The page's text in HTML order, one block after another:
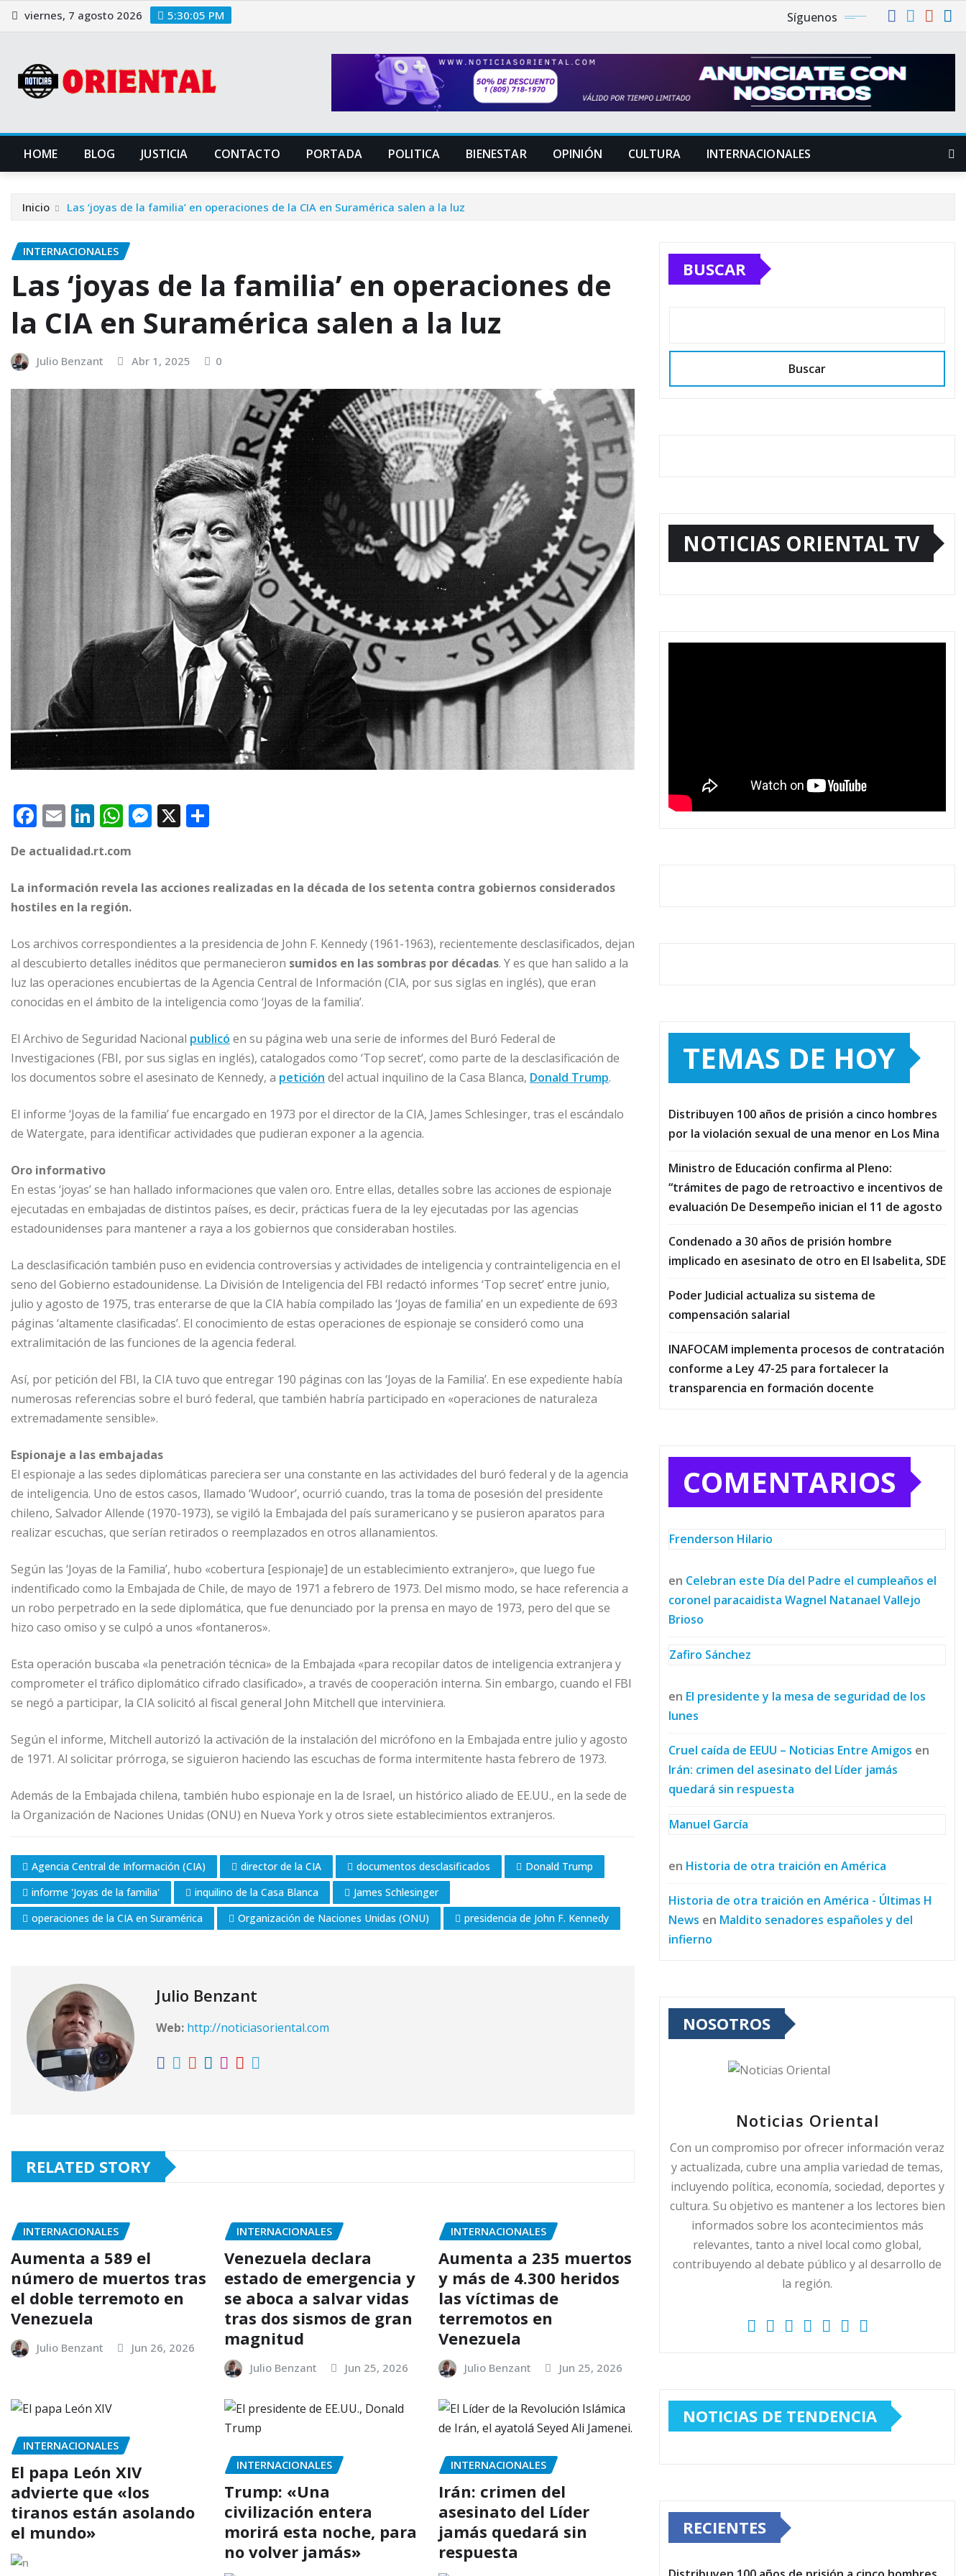
Saltar
al
viernes, 7 agosto 2026 5:30:06 PM Síguenos
HOME BLOG JUSTICIA CONTACTO PORTADA POLITICA BIENESTAR OPINIÓN CULTURA INTERNACIONALES
Inicio Las ‘joyas de la familia’ en operaciones de la CIA en Suramérica salen a la luz
INTERNACIONALES
Las ‘joyas de la familia’ en operaciones de
la CIA en Suramérica salen a la luz
Julio Benzant Abr 1, 2025 0
F
c
e
b
o
k
E
m
ai
l
Li
k
e
dI
W
at
s
A
p
M
e
e
r
X
p
r
De actualidad.rt.com
La información revela las acciones realizadas en la década de los setenta contra gobiernos considerados
hostiles en la región.
Los archivos correspondientes a la presidencia de John F. Kennedy (1961-1963), recientemente desclasificados, dejan
al descubierto detalles inéditos que permanecieron sumidos en las sombras por décadas. Y es que han salido a la
luz las operaciones encubiertas de la Agencia Central de Información (CIA, por sus siglas en inglés), que eran
conocidas en el ámbito de la inteligencia como ‘Joyas de la familia’.
El Archivo de Seguridad Nacional publicó en su página web una serie de informes del Buró Federal de
Investigaciones (FBI, por sus siglas en inglés), catalogados como ‘Top secret’, como parte de la desclasificación de
los documentos sobre el asesinato de Kennedy, a petición del actual inquilino de la Casa Blanca, Donald Trump.
El informe ‘Joyas de la familia’ fue encargado en 1973 por el director de la CIA, James Schlesinger, tras el escándalo
de Watergate, para identificar actividades que pudieran exponer a la agencia.
Oro informativo
En estas ‘joyas’ se han hallado informaciones que valen oro. Entre ellas, detalles sobre las acciones de espionaje
ejecutadas en embajadas de distintos países, es decir, prácticas fuera de la ley ejecutadas por las agencias
estadounidenses para mantener a raya a los gobiernos que consideraban hostiles.
La desclasificación también puso en evidencia controversias y actividades de inteligencia y contrainteligencia en el
seno del Gobierno estadounidense. La División de Inteligencia del FBI redactó informes ‘Top secret’ entre junio,
julio y agosto de 1975, tras enterarse de que la CIA había compilado las ‘Joyas de familia’ en un expediente de 693
páginas ‘altamente clasificadas’. El conocimiento de estas operaciones de espionaje se consideró como una
extralimitación de las funciones de la agencia federal.
Así, por petición del FBI, la CIA tuvo que entregar 190 páginas con las ‘Joyas de la Familia’. En ese expediente había
numerosas referencias sobre el buró federal, que también habría participado en «operaciones de naturaleza
extremadamente sensible».
Espionaje a las embajadas
El espionaje a las sedes diplomáticas pareciera ser una constante en las actividades del buró federal y de la agencia
de inteligencia. Uno de estos casos, llamado ‘Wudoor’, ocurrió cuando, tras la toma de posesión del presidente
chileno, Salvador Allende (1970-1973), se vigiló la Embajada del país suramericano y se pusieron aparatos para
realizar escuchas, que serían retirados o reemplazados en otros allanamientos.
Según las ‘Joyas de la Familia’, hubo «cobertura [espionaje] de un establecimiento extranjero», que luego fue
indentificado como la Embajada de Chile, de mayo de 1971 a febrero de 1973. Del mismo modo, se hace referencia a
un robo perpetrado en la sede diplomática, que fue denunciado por la prensa en mayo de 1973, pero del que se
hizo caso omiso y se culpó a unos «fontaneros».
Esta operación buscaba «la penetración técnica» de la Embajada «para recopilar datos de inteligencia extranjera y
comprometer el tráfico diplomático cifrado clasificado», a través de cooperación interna. Sin embargo, cuando el FBI
se negó a participar, la CIA solicitó al fiscal general John Mitchell que interviniera.
Según el informe, Mitchell autorizó la activación de la instalación del micrófono en la Embajada entre julio y agosto
de 1971. Al solicitar prórroga, se siguieron haciendo las escuchas de forma intermitente hasta febrero de 1973.
Además de la Embajada chilena, también hubo espionaje en la de Israel, un histórico aliado de EE.UU., en la sede de
la Organización de Naciones Unidas (ONU) en Nueva York y otros siete establecimientos extranjeros.
Agencia Central de Información (CIA) director de la CIA documentos desclasificados
Donald Trump
informe 'Joyas de la familia'
inquilino de la Casa Blanca
James Schlesinger
operaciones de la CIA en Suramérica
Organización de Naciones Unidas (ONU) presidencia de John F. Kennedy
Julio Benzant
Web: http://noticiasoriental.com
RELATED STORY
INTERNACIONALES
Aumenta a 589 el
número de muertos tras
el doble terremoto en
Venezuela
Julio Benzant Jun 26, 2026
INTERNACIONALES
Venezuela declara
estado de emergencia y
se aboca a salvar vidas
tras dos sismos de gran
magnitud
Julio Benzant Jun 25, 2026
INTERNACIONALES
Aumenta a 235 muertos
y más de 4.300 heridos
las víctimas de
terremotos en
Venezuela
Julio Benzant Jun 25, 2026
INTERNACIONALES
El papa León XIV
advierte que «los
tiranos están asolando
el mundo»
INTERNACIONALES
Trump: «Una
civilización entera
morirá esta noche, para
no volver jamás»
INTERNACIONALES
Irán: crimen del
asesinato del Líder
jamás quedará sin
respuesta
BUSCAR
Buscar
NOTICIAS ORIENTAL TV
TEMAS DE HOY
Distribuyen 100 años de prisión a cinco hombres
por la violación sexual de una menor en Los Mina
Ministro de Educación confirma al Pleno:
“trámites de pago de retroactivo e incentivos de
evaluación De Desempeño inician el 11 de agosto
Condenado a 30 años de prisión hombre
implicado en asesinato de otro en El Isabelita, SDE
Poder Judicial actualiza su sistema de
compensación salarial
INAFOCAM implementa procesos de contratación
conforme a Ley 47-25 para fortalecer la
transparencia en formación docente
COMENTARIOS
Frenderson Hilario
en Celebran este Día del Padre el cumpleaños el
coronel paracaidista Wagnel Natanael Vallejo
Brioso
Zafiro Sánchez
en El presidente y la mesa de seguridad de los
lunes
Cruel caída de EEUU – Noticias Entre Amigos en
Irán: crimen del asesinato del Líder jamás
quedará sin respuesta
Manuel García
en Historia de otra traición en América
Historia de otra traición en América - Últimas H
News en Maldito senadores españoles y del
infierno
NOSOTROS
Noticias Oriental
Con un compromiso por ofrecer información veraz
y actualizada, cubre una amplia variedad de temas,
incluyendo política, economía, sociedad, deportes y
cultura. Su objetivo es mantener a los lectores bien
informados sobre los acontecimientos más
relevantes, tanto a nivel local como global,
contribuyendo al debate público y al desarrollo de
la región.
NOTICIAS DE TENDENCIA
RECIENTES